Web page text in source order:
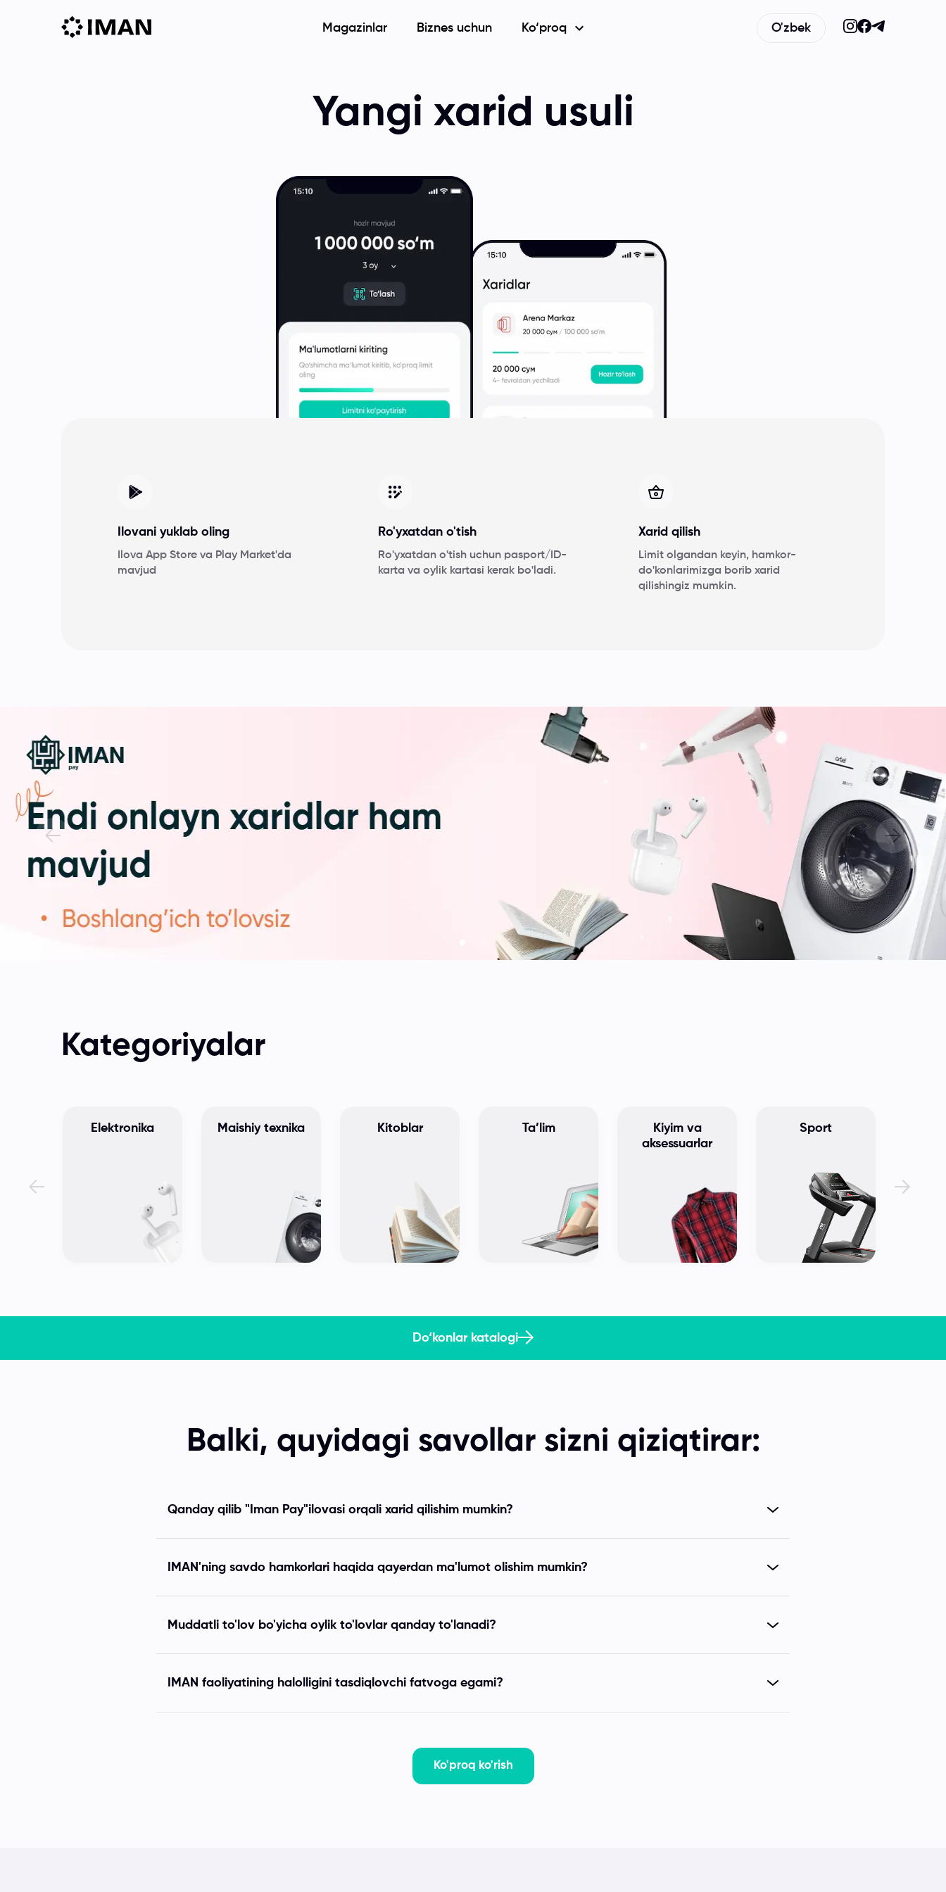
Magazinlar Biznes uchun Ko‘proq O'zbek
Yangi xarid usuli
Ilovani yuklab oling
Ilova App Store va Play Market'da
mavjud
Ro'yxatdan o'tish
Ro'yxatdan o'tish uchun pasport/ID-
karta va oylik kartasi kerak bo'ladi.
Xarid qilish
Limit olgandan keyin, hamkor-
do'konlarimizga borib xarid
qilishingiz mumkin.
Kategoriyalar
Elektronika Maishiy texnika Kitoblar Ta’lim
Kiyim va
aksessuarlar
Sport
Do‘konlar katalogi
Balki, quyidagi savollar sizni qiziqtirar:
Qanday qilib "Iman Pay"ilovasi orqali xarid qilishim mumkin?
IMAN'ning savdo hamkorlari haqida qayerdan ma'lumot olishim mumkin?
Muddatli to'lov bo'yicha oylik to'lovlar qanday to'lanadi?
IMAN faoliyatining halolligini tasdiqlovchi fatvoga egami?
Ko'proq ko'rish